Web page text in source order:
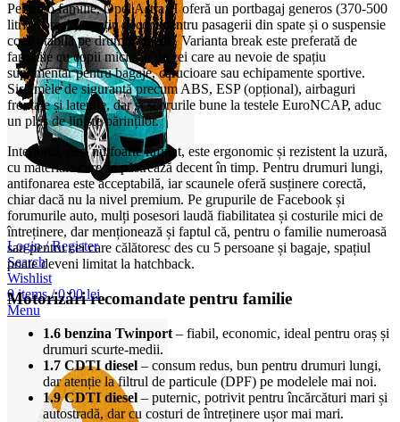
Login / Register
Search
Wishlist
0items / 0,00lei
Menu
Pentru o familie, Opel Astra H oferă un portbagaj generos (370-500
litri la break), spațiu decent pentru pasagerii din spate și o suspensie
confortabilă pe drumuri medii. Varianta break este preferată de
familiile cu copii mici sau de cei care au nevoie de spațiu
suplimentar pentru bagaje, cărucioare sau echipamente sportive.
Sistemele de siguranță precum ABS, ESP (opțional), airbaguri
frontale și laterale, dar și scorurile bune la testele EuroNCAP, aduc
un plus de liniște părinților.
Interiorul, deși nu foarte rafinat, este ergonomic și rezistent la uzură,
cu materiale care se păstrează decent în timp. Pentru drumuri lungi,
antifonarea este acceptabilă, iar scaunele oferă susținere corectă,
chiar dacă nu la nivel premium. Pe grupurile de Facebook și
forumurile auto, mulți posesori laudă fiabilitatea și costurile mici de
întreținere, dar menționează și faptul că, pentru o familie numeroasă
sau pentru cei care călătoresc des cu 5 persoane și bagaje, spațiul
poate deveni limitat la hatchback.
Motorizări recomandate pentru familie
1.6 benzina Twinport – fiabil, economic, ideal pentru oraș și
drumuri scurte-medii.
1.7 CDTI diesel – consum redus, bun pentru drumuri lungi,
dar atenție la filtrul de particule (DPF) pe modelele mai noi.
1.9 CDTI diesel – puternic, potrivit pentru încărcături mari și
autostradă, dar cu costuri de întreținere ușor mai mari.